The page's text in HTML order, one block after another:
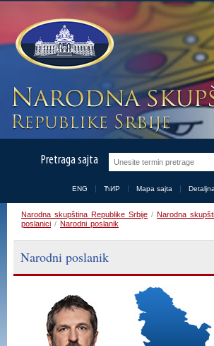
Pretraga sajta
ENG ЋИР Mapa sajta
Narodna skupština Republike Srbije / Narodna
poslanici / Narodni poslanik
Narodni poslanik